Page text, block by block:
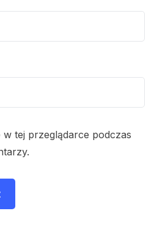
w tej przeglądarce podczas